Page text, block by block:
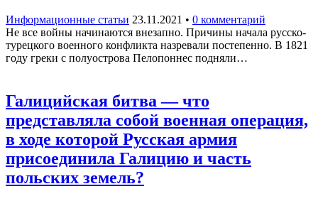
Информационные статьи 23.11.2021 • 0 комментарий
Не все войны начинаются внезапно. Причины начала русско-
турецкого военного конфликта назревали постепенно. В 1821
году греки с полуострова Пелопоннес подняли…
Галицийская битва — что
представляла собой военная операция,
в ходе которой Русская армия
присоединила Галицию и часть
польских земель?